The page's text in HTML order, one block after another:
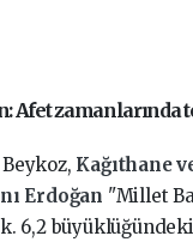
Afet zamanlarında
Kağıthane
Erdoğan "Millet
6,2